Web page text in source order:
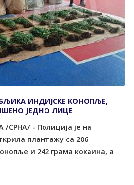
ИНДИЈСКЕ КОНОПЉЕ,
ЈЕДНО ЛИЦЕ
/СРНА/ - Полиција је на
плантажу са 206
и 242 грама кокаина, а